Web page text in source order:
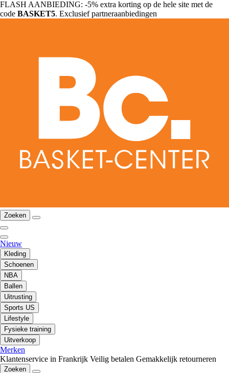
FLASH AANBIEDING: -5% extra korting op de hele site met de
code BASKET5. Exclusief partneraanbiedingen
Zoeken
Nieuw
Kleding
Schoenen
NBA
Ballen
Uitrusting
Sports US
Lifestyle
Fysieke training
Uitverkoop
Merken
Klantenservice in Frankrijk Veilig betalen Gemakkelijk retourneren
Zoeken